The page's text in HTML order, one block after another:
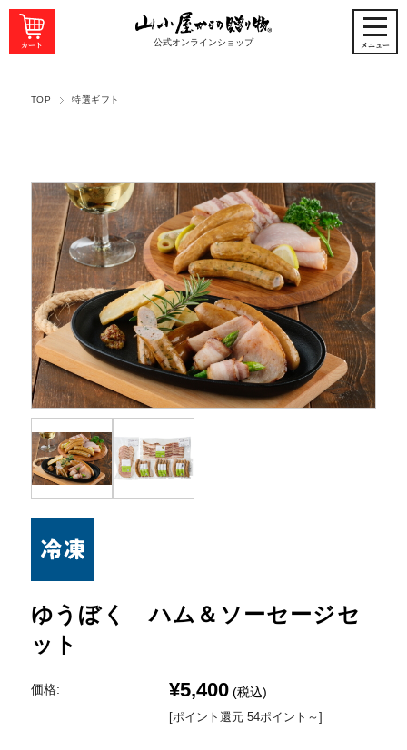
公式オンラインショップ
TOP 特選ギフト
ゆうぼく ハム＆ソーセージセ
ット
価格: ¥5,400 (税込)
[ポイント還元 54ポイント～]